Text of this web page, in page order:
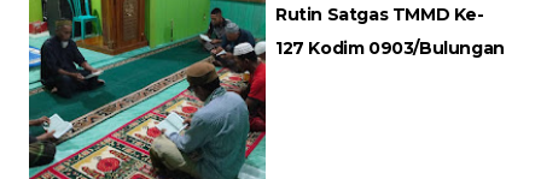
Rutin Satgas TMMD Ke-
127 Kodim 0903/Bulungan